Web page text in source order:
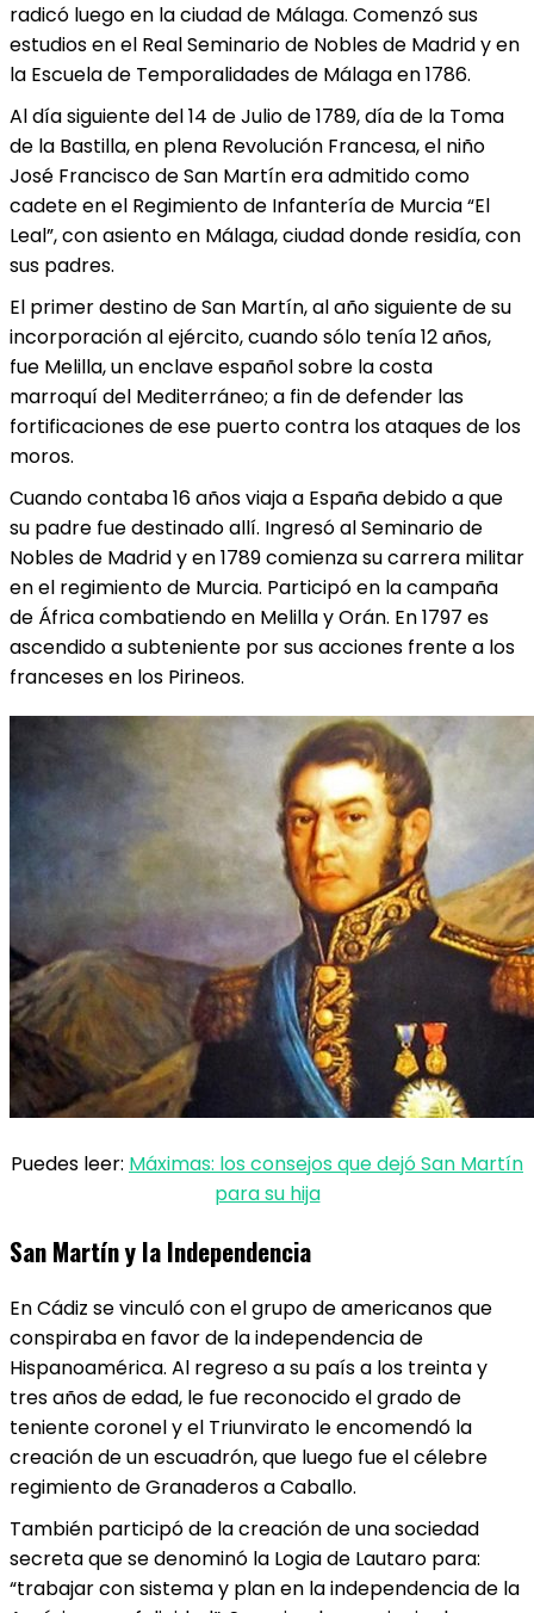
radicó luego en la ciudad de Málaga. Comenzó sus
estudios en el Real Seminario de Nobles de Madrid y en
la Escuela de Temporalidades de Málaga en 1786.
Al día siguiente del 14 de Julio de 1789, día de la Toma
de la Bastilla, en plena Revolución Francesa, el niño
José Francisco de San Martín era admitido como
cadete en el Regimiento de Infantería de Murcia “El
Leal”, con asiento en Málaga, ciudad donde residía, con
sus padres.
El primer destino de San Martín, al año siguiente de su
incorporación al ejército, cuando sólo tenía 12 años,
fue Melilla, un enclave español sobre la costa
marroquí del Mediterráneo; a fin de defender las
fortificaciones de ese puerto contra los ataques de los
moros.
Cuando contaba 16 años viaja a España debido a que
su padre fue destinado allí. Ingresó al Seminario de
Nobles de Madrid y en 1789 comienza su carrera militar
en el regimiento de Murcia. Participó en la campaña
de África combatiendo en Melilla y Orán. En 1797 es
ascendido a subteniente por sus acciones frente a los
franceses en los Pirineos.
Puedes leer: Máximas: los consejos que dejó San Martín
para su hija
San Martín y la Independencia
En Cádiz se vinculó con el grupo de americanos que
conspiraba en favor de la independencia de
Hispanoamérica. Al regreso a su país a los treinta y
tres años de edad, le fue reconocido el grado de
teniente coronel y el Triunvirato le encomendó la
creación de un escuadrón, que luego fue el célebre
regimiento de Granaderos a Caballo.
También participó de la creación de una sociedad
secreta que se denominó la Logia de Lautaro para:
“trabajar con sistema y plan en la independencia de la